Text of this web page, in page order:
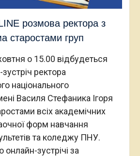
розмова ректора з
старостами груп
о 15.00 відбудеться
ректора
національного
Василя Стефаника Ігоря
всіх академічних
форм навчання
та коледжу ПНУ.
зустрічі за